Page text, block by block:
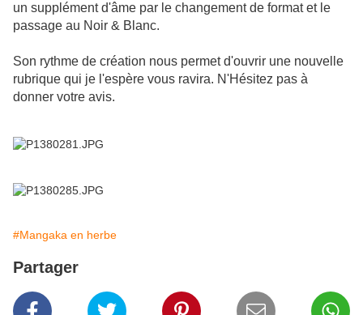
un supplément d'âme par le changement de format et le
passage au Noir & Blanc.
Son rythme de création nous permet d'ouvrir une nouvelle
rubrique qui je l'espère vous ravira. N'Hésitez pas à
donner votre avis.
#Mangaka en herbe
Partager